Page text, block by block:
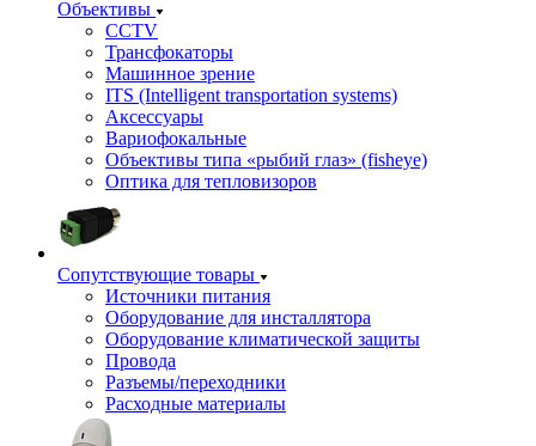
Объективы
CCTV
Трансфокаторы
Машинное зрение
ITS (Intelligent transportation systems)
Аксессуары
Вариофокальные
Объективы типа «рыбий глаз» (fisheye)
Оптика для тепловизоров
Сопутствующие товары
Источники питания
Оборудование для инсталлятора
Оборудование климатической защиты
Провода
Разъемы/переходники
Расходные материалы